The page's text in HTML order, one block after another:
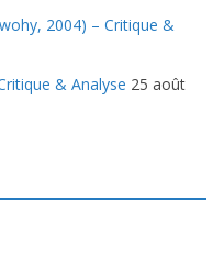
2004) – Critique &
& Analyse 25 août